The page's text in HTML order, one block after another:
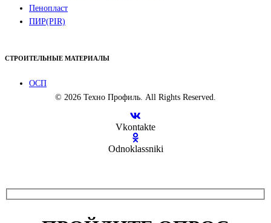
Пенопласт
ПИР(PIR)
СТРОИТЕЛЬНЫЕ МАТЕРИАЛЫ
ОСП
© 2026 Техно Профиль. All Rights Reserved.
Vkontakte
Odnoklassniki